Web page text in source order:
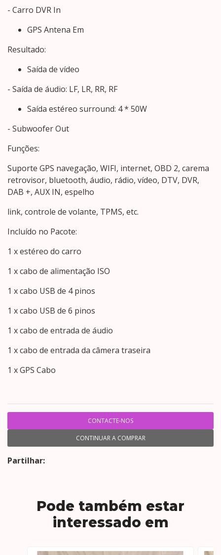
- Carro DVR In
GPS Antena Em
Resultado:
Saída de vídeo
- Saída de áudio: LF, LR, RR, RF
Saída estéreo surround: 4 * 50W
- Subwoofer Out
Funções:
Suporte GPS navegação, WIFI, internet, OBD 2, carema
retrovisor, bluetooth, áudio, rádio, vídeo, DTV, DVR,
DAB +, AUX IN, espelho
link, controle de volante, TPMS, etc.
Incluído no Pacote:
1 x estéreo do carro
1 x cabo de alimentação ISO
1 x cabo USB de 4 pinos
1 x cabo USB de 6 pinos
1 x cabo de entrada de áudio
1 x cabo de entrada da câmera traseira
1 x GPS Cabo
CONTACTE-NOS
CONTINUAR A COMPRAR
Partilhar:
Pode também estar
interessado em